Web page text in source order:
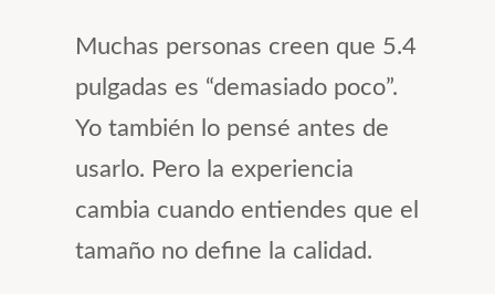
Muchas personas creen que 5.4
pulgadas es “demasiado poco”.
Yo también lo pensé antes de
usarlo. Pero la experiencia
cambia cuando entiendes que el
tamaño no define la calidad.